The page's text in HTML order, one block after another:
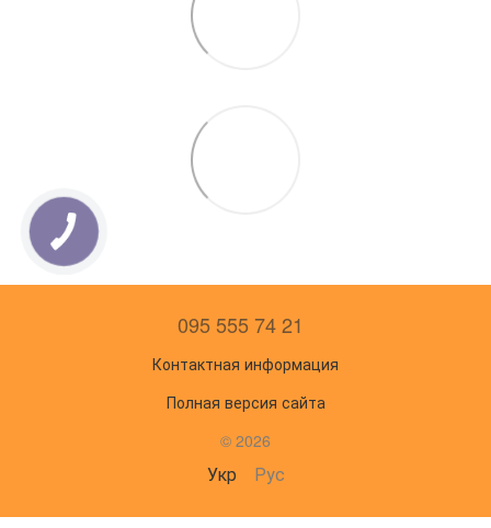
095 555 74 21
Контактная информация
Полная версия сайта
© 2026
Укр Рус